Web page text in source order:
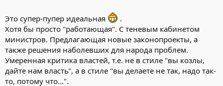
Это супер-пупер идеальная
.
Хотя бы просто "работающая". С теневым кабинетом
министров. Предлагающая новые законопроекты, а
также решения наболевших для народа проблем.
Умеренная критика властей, т.е. не в стиле "вы козлы,
дайте нам власть", а в стиле "вы делаете не так, надо так-
то, потому что...".